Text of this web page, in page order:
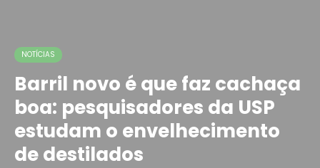
NOTÍCIAS
Barril novo é que faz cachaça
boa: pesquisadores da USP
estudam o envelhecimento
de destilados